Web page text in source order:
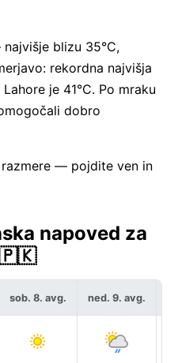
blizu 35°C,
rekordna najvišja
je 41°C. Po mraku
dobro
razmere — pojdite ven in
napoved za
🇵🇰
sob. 8. avg. ned. 9. avg.